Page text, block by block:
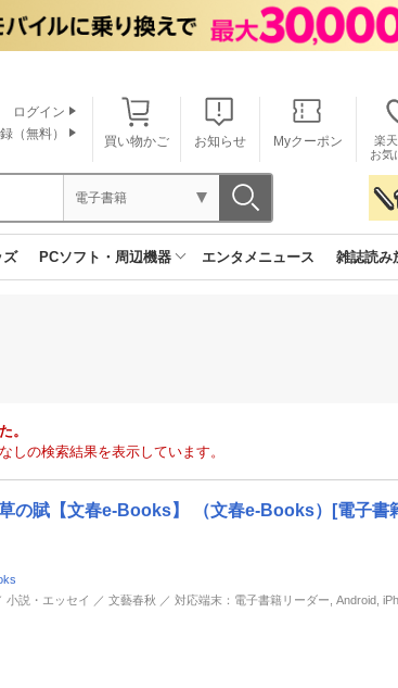
買い物かご お知らせ Myクーポン
楽
お気
ログイン
（無料）
電子書籍
ズ PCソフト・周辺機器 エンタメニュース 雑誌読み
。
しの検索結果を表示しています。
の賦【文春e-Books】 （文春e-Books）[電子書
小説・エッセイ ／ 文藝春秋 ／ 対応端末：電子書籍リーダー, Android,